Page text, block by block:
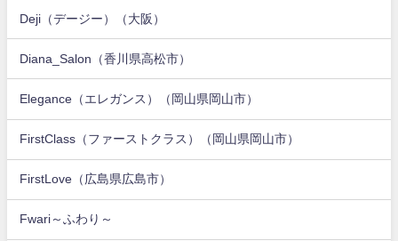
Deji（デージー）（大阪）
Diana_Salon（香川県高松市）
Elegance（エレガンス）（岡山県岡山市）
FirstClass（ファーストクラス）（岡山県岡山市）
FirstLove（広島県広島市）
Fwari～ふわり～